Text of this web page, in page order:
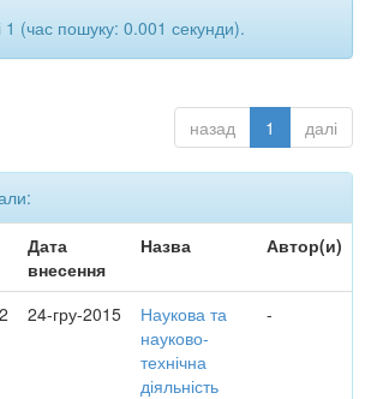
1 (час пошуку: 0.001 секунди).
назад 1 далі
Дата
внесення
Назва Автор(и)
24-гру-2015
Наукова та
науково-
технічна
діяльність
-